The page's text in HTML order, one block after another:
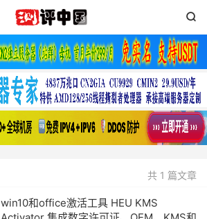

共 1 篇文章
win10和office激活工具 HEU KMS